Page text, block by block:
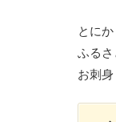
とに
ふるさ
お刺